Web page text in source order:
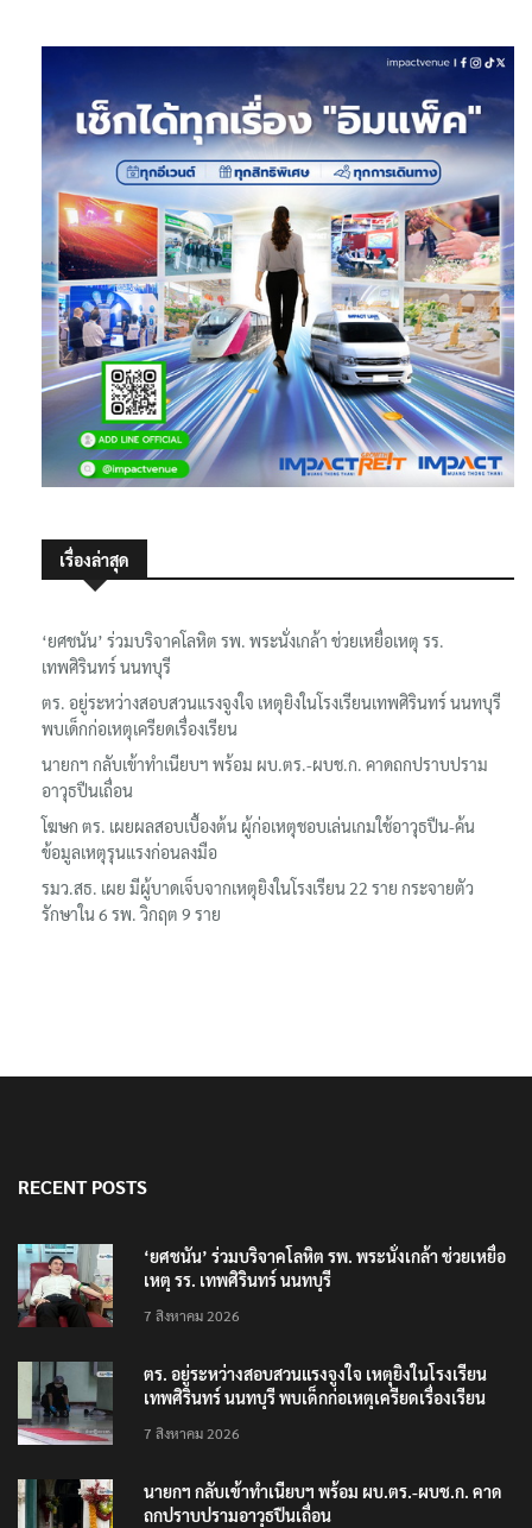
เรื่องล่าสุด
‘ยศชนัน’ ร่วมบริจาคโลหิต รพ. พระนั่งเกล้า ช่วยเหยื่อเหตุ รร.
เทพศิรินทร์ นนทบุรี
ตร. อยู่ระหว่างสอบสวนแรงจูงใจ เหตุยิงในโรงเรียนเทพศิรินทร์ นนทบุรี
พบเด็กก่อเหตุเครียดเรื่องเรียน
นายกฯ กลับเข้าทำเนียบฯ พร้อม ผบ.ตร.-ผบช.ก. คาดถกปราบปราม
อาวุธปืนเถื่อน
โฆษก ตร. เผยผลสอบเบื้องต้น ผู้ก่อเหตุชอบเล่นเกมใช้อาวุธปืน-ค้น
ข้อมูลเหตุรุนแรงก่อนลงมือ
รมว.สธ. เผย มีผู้บาดเจ็บจากเหตุยิงในโรงเรียน 22 ราย กระจายตัว
รักษาใน 6 รพ. วิกฤต 9 ราย
RECENT POSTS
‘ยศชนัน’ ร่วมบริจาคโลหิต รพ. พระนั่งเกล้า ช่วยเหยื่อ
เหตุ รร. เทพศิรินทร์ นนทบุรี
7 สิงหาคม 2026
ตร. อยู่ระหว่างสอบสวนแรงจูงใจ เหตุยิงในโรงเรียน
เทพศิรินทร์ นนทบุรี พบเด็กก่อเหตุเครียดเรื่องเรียน
7 สิงหาคม 2026
นายกฯ กลับเข้าทำเนียบฯ พร้อม ผบ.ตร.-ผบช.ก. คาด
ถกปราบปรามอาวุธปืนเถื่อน